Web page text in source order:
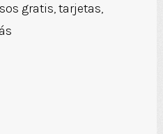
gratis, tarjetas,